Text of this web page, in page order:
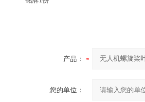
产品：
您的单位：